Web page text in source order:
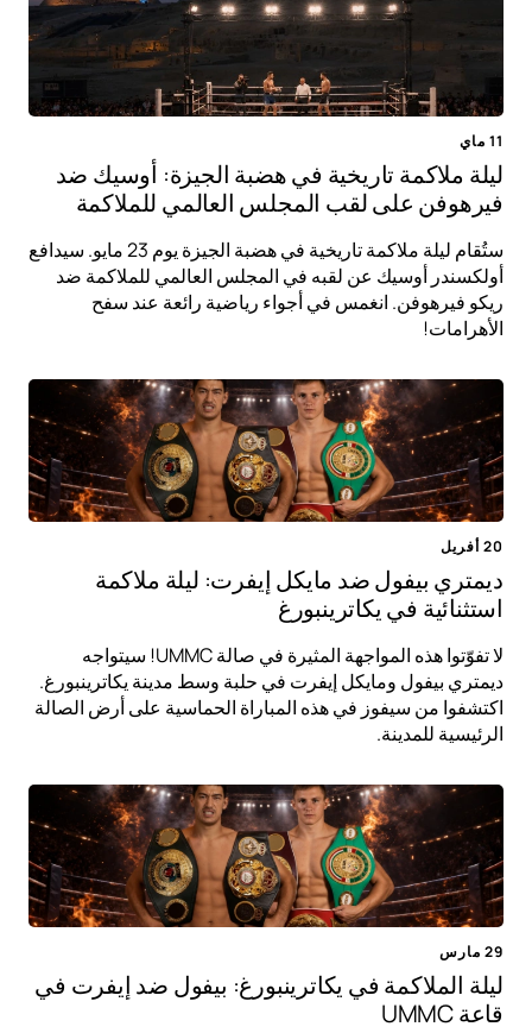
11 ماي
ليلة ملاكمة تاريخية في هضبة الجيزة: أوسيك ضد
فيرهوفن على لقب المجلس العالمي للملاكمة
ستُقام ليلة ملاكمة تاريخية في هضبة الجيزة يوم 23 مايو. سيدافع
أولكسندر أوسيك عن لقبه في المجلس العالمي للملاكمة ضد
ريكو فيرهوفن. انغمس في أجواء رياضية رائعة عند سفح
الأهرامات!
20 أفريل
ديمتري بيفول ضد مايكل إيفرت: ليلة ملاكمة
استثنائية في يكاترينبورغ
لا تفوّتوا هذه المواجهة المثيرة في صالة UMMC! سيتواجه
ديمتري بيفول ومايكل إيفرت في حلبة وسط مدينة يكاترينبورغ.
اكتشفوا من سيفوز في هذه المباراة الحماسية على أرض الصالة
الرئيسية للمدينة.
29 مارس
ليلة الملاكمة في يكاترينبورغ: بيفول ضد إيفرت في
قاعة UMMC